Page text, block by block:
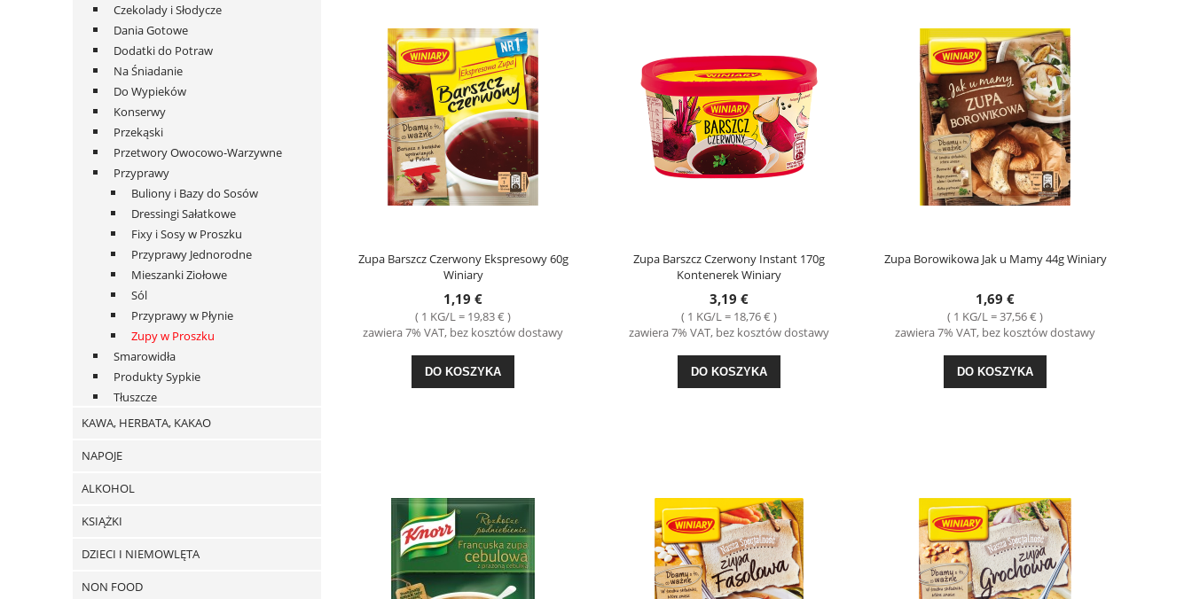
Czekolady i Słodycze
Dania Gotowe
Dodatki do Potraw
Na Śniadanie
Do Wypieków
Konserwy
Przekąski
Przetwory Owocowo-Warzywne
Przyprawy
Buliony i Bazy do Sosów
Dressingi Sałatkowe
Fixy i Sosy w Proszku
Przyprawy Jednorodne
Mieszanki Ziołowe
Sól
Przyprawy w Płynie
Zupy w Proszku
Smarowidła
Produkty Sypkie
Tłuszcze
KAWA, HERBATA, KAKAO
NAPOJE
ALKOHOL
KSIĄŻKI
DZIECI I NIEMOWLĘTA
NON FOOD
Zupa Barszcz Czerwony Ekspresowy 60g
Winiary
1,19 €
( 1 KG/L = 19,83 € )
zawiera 7% VAT, bez kosztów dostawy
DO KOSZYKA
Zupa Barszcz Czerwony Instant 170g
Kontenerek Winiary
3,19 €
( 1 KG/L = 18,76 € )
zawiera 7% VAT, bez kosztów dostawy
DO KOSZYKA
Zupa Borowikowa Jak u Mamy 44g Winiary
1,69 €
( 1 KG/L = 37,56 € )
zawiera 7% VAT, bez kosztów dostawy
DO KOSZYKA